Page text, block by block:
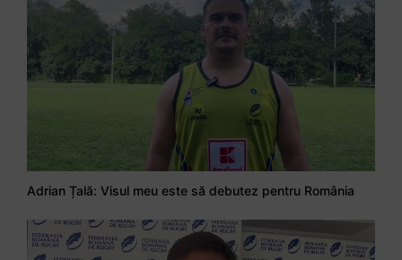
Adrian Țală: Visul meu este să debutez pentru România